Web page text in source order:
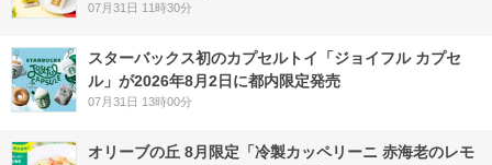
07月31日 11時30分
スターバックス初のカプセルトイ「ジョイフル カプセ
ル」が2026年8月2日に都内限定発売
07月31日 13時00分
オリーブの丘 8月限定「冷製カッペリーニ 赤海老のレモ